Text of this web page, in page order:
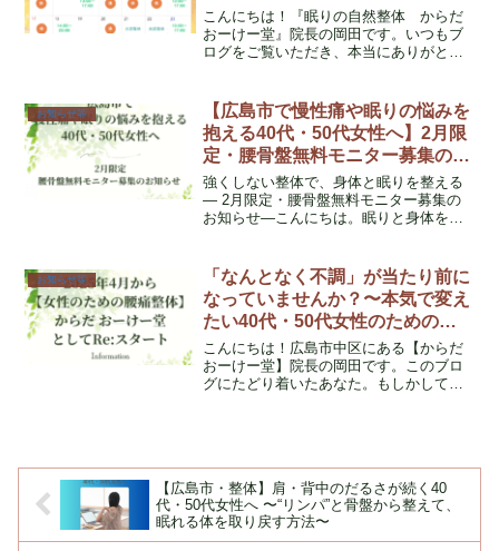
お知らせ
こんにちは！『眠りの自然整体 からだ
おーけー堂』院長の岡田です。いつもブ
ログをご覧いただき、本当にありがとう
関するお悩みに寄り添いながら、健康に
過ごしていただくため...
お知らせ等
【広島市で慢性痛や眠りの悩みを
抱える40代・50代女性へ】2月限
定・腰骨盤無料モニター募集のお
知らせ
強くしない整体で、身体と眠りを整える
― 2月限定・腰骨盤無料モニター募集の
お知らせ―こんにちは。眠りと身体を整
き、本当にありがとうございます。最
近、こんなお悩みはあり...
お知らせ等
「なんとなく不調」が当たり前に
なっていませんか？〜本気で変え
たい40代・50代女性のための腰
痛専門整体｜広島市中区・南区対
応〜
こんにちは！広島市中区にある【からだ
おーけー堂】院長の岡田です。このブロ
グにたどり着いたあなた。もしかして、
【広島市・整体】肩・背中のだるさが続く40
代・50代女性へ 〜“リンパ”と骨盤から整えて、
眠れる体を取り戻す方法〜